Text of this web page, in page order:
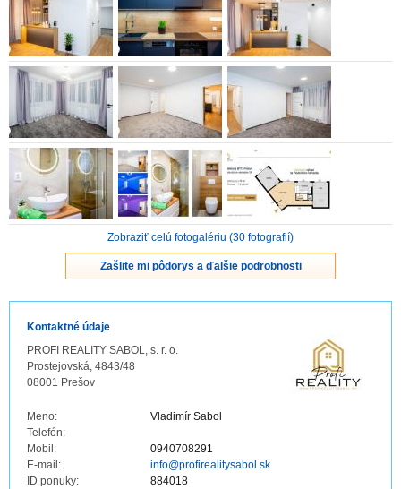
ZVÝRAZNENIE REALITNÝCH INZERÁTOV
REKLAMA
PARTNERI
OBCHODNÉ PODMIENKY
KONTAKT
Zobraziť celú fotogalériu (30 fotografií)
Zašlite mi pôdorys a ďalšie podrobnosti
Kontaktné údaje
PROFI REALITY SABOL, s. r. o.
Prostejovská, 4843/48
08001 Prešov
Meno:
Vladimír Sabol
Telefón:
Mobil:
0940708291
E-mail:
info@profirealitysabol.sk
ID ponuky:
884018